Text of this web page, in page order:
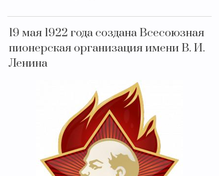
19 мая 1922 года создана Всесоюзная
пионерская организация имени В. И.
Ленина